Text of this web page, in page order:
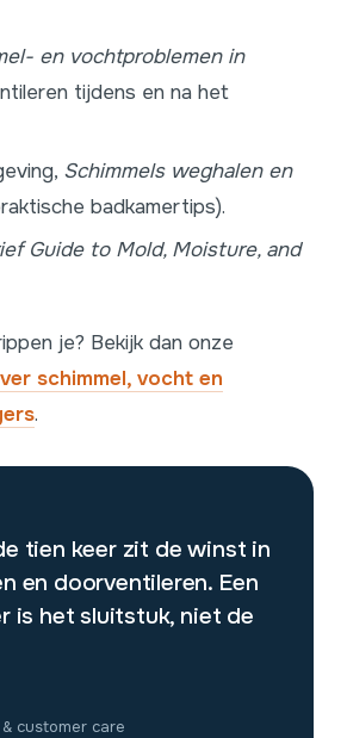
en vochtproblemen in
tijdens en na het
Schimmels weghalen en
badkamertips).
Guide to Mold, Moisture, and
je? Bekijk dan onze
schimmel, vocht en
.
tien keer zit de winst in
en doorventileren. Een
is het sluitstuk, niet de
customer care